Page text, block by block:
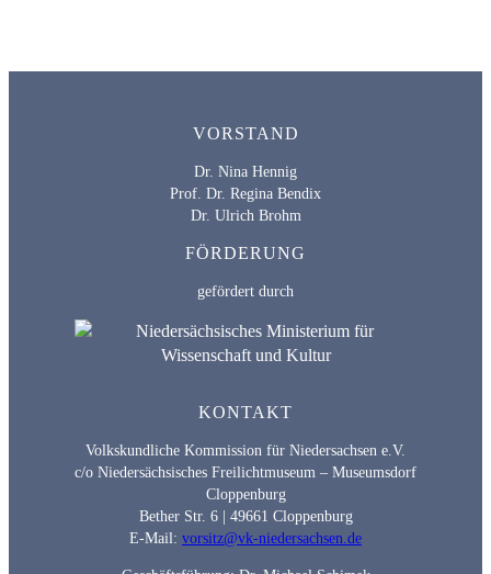
VORSTAND
Dr. Nina Hennig
Prof. Dr. Regina Bendix
Dr. Ulrich Brohm
FÖRDERUNG
gefördert durch
KONTAKT
Volkskundliche Kommission für Niedersachsen e.V.
c/o Niedersächsisches Freilichtmuseum – Museumsdorf
Cloppenburg
Bether Str. 6 | 49661 Cloppenburg
E-Mail: vorsitz@vk-niedersachsen.de